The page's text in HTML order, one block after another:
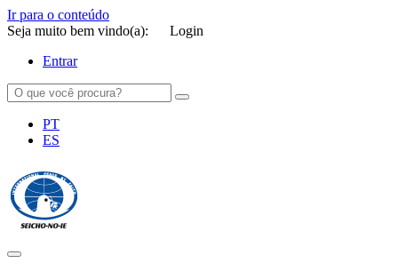
Ir para o conteúdo
Seja muito bem vindo(a):
Login
Entrar
PT
ES